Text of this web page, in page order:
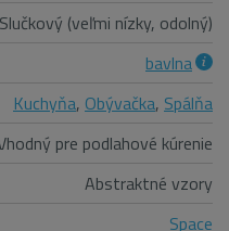
Slučkový (veľmi nízky, odolný)
bavlna
Kuchyňa, Obývačka, Spálňa
pre podlahové kúrenie
Abstraktné vzory
Space